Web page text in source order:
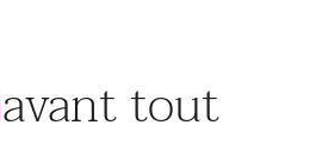
avant tout